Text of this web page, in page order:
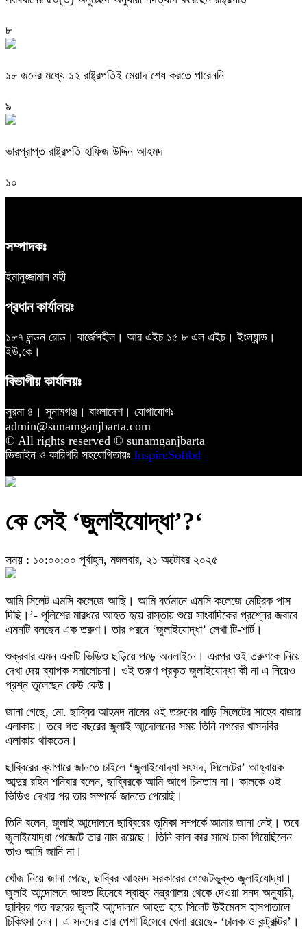
৮
১৮ জনের মধ্যে ১২ রাষ্ট্রপতিই মেয়াদ শেষ করতে পারেননি
৯
ভারপ্রাপ্ত রাষ্ট্রপতি হাফিজ উদ্দিন আহমদ
১০
সম্পাদকঃ
ইমানুজ্জামান মহী
প্রধান কার্যালয়ঃ
১৮৭ লন্ডন রোড। বার্জেসহীল। আর এইচ ১৫ ৮ এল এইচ। ইংল্যান্ড।
ইউ,কে।
বিভাগীয় কার্যালয়ঃ
সুরমা ৪। সুনামগঞ্জ। বাংলাদেশ। যোগাযোগঃ
admin@sunamganjbarta.com
© All rights reserved © sunamganjbarta
ডিজাইন ও কারিগরি সহযোগিতায়ঃ InspireSoftbd
কে সেই ‘জুলাইযোদ্ধা’?‘
সময় : ১০:০০:০০ পূর্বাহ্ন, মঙ্গলবার, ২১ অক্টোবর ২০২৫
আমি সিলেট এমসি কলেজে আছি। আমি বর্তমানে এমসি কলেজে মেট্রিক পাস
দিছি।’- পুলিশের মারধরে আহত হয়ে রাস্তায় শুয়ে সাংবাদিকের প্রশ্নের জবাবে
এমনটি বলছেন এক তরুণ। তার পরনে ‘জুলাইযোদ্ধা’ লেখা টি-শার্ট।
শুক্রবার এমন একটি ভিডিও ছড়িয়ে পড়ে অনলাইনে। এরপর ওই তরুণকে নিয়ে
দেখা দেয় ব্যাপক সমালোচনা। ওই তরুণ প্রকৃত জুলাইযোদ্ধা কী না এ নিয়েও
প্রশ্ন তুলেছেন কেউ কেউ।
জানা গেছে, মো. ছাব্বির আহমদ নামের ওই তরুণের বাড়ি সিলেটের সাহেব বাজার
এলাকায়। তবে গত বছরের জুলাই আন্দোলনের সময় তিনি নগরের খাসদবির
এলাকায় থাকতেন।
ছাব্বিরের ব্যাপারে জানতে চাইলে ‘জুলাইযোদ্ধা সংসদ, সিলেটের’ আহ্বায়ক
আব্দুর রহিম শনিবার বলেন, ছাব্বিরকে আমি আগে চিনতাম না। কালকে ওই
ভিডিও দেখার পর তার সম্পর্কে জানতে পেরেছি।
তিনি বলেন, জুলাই আন্দোলনে ছাব্বিরের ভূমিকা সম্পর্কে আমার জানা নেই। তবে
জুলাইযোদ্ধা গেজেটে তার নাম রয়েছে। তিনি কাল কার সাথে ঢাকা গিয়েছিলেন
তাও আমি জানি না।
খোঁজ নিয়ে জানা গেছে, ছাব্বির আহমদ সরকারের গেজেটভুক্ত জুলাইযোদ্ধা।
জুলাই আন্দোলনে আহত হিসেবে স্বাস্থ্য মন্ত্রণালয় থেকে দেওয়া সনদ অনুযায়ী,
ছাব্বির গত বছরের জুলাই আন্দোলনে আহত হয়ে সিলেট উইমেনস হাসপাতালে
চিকিৎসা নেন। এ সনদের তার পেশা হিসেবে খেলা রয়েছে- ‘চালক ও কন্ট্রাক্টর’।